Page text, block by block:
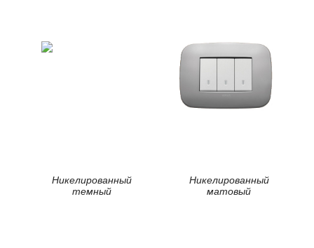
Никелированный
темный
Никелированный
матовый